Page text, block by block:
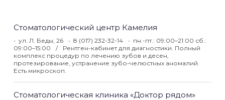
Стоматологический центр Камелия
ул. Л. Беды, 26 8 (017) 232-32-14
пн.-пт.: 09:00–21:00 сб.:
09:00–15:00
Рентген-кабинет для диагностики. Полный
комплекс процедур по лечению зубов и десен,
протезирование, устранение зубо-челюстных аномалий.
Есть микроскоп.
Стоматологическая клиника «Доктор рядом»